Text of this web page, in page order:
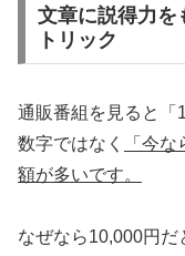
文章に説得力を
トリック
通販番組を見ると「
数字ではなく
「今な
額が多いです。
なぜなら10,000円